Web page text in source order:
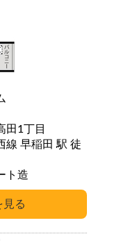
田1丁目
稲田 駅 徒
ト造